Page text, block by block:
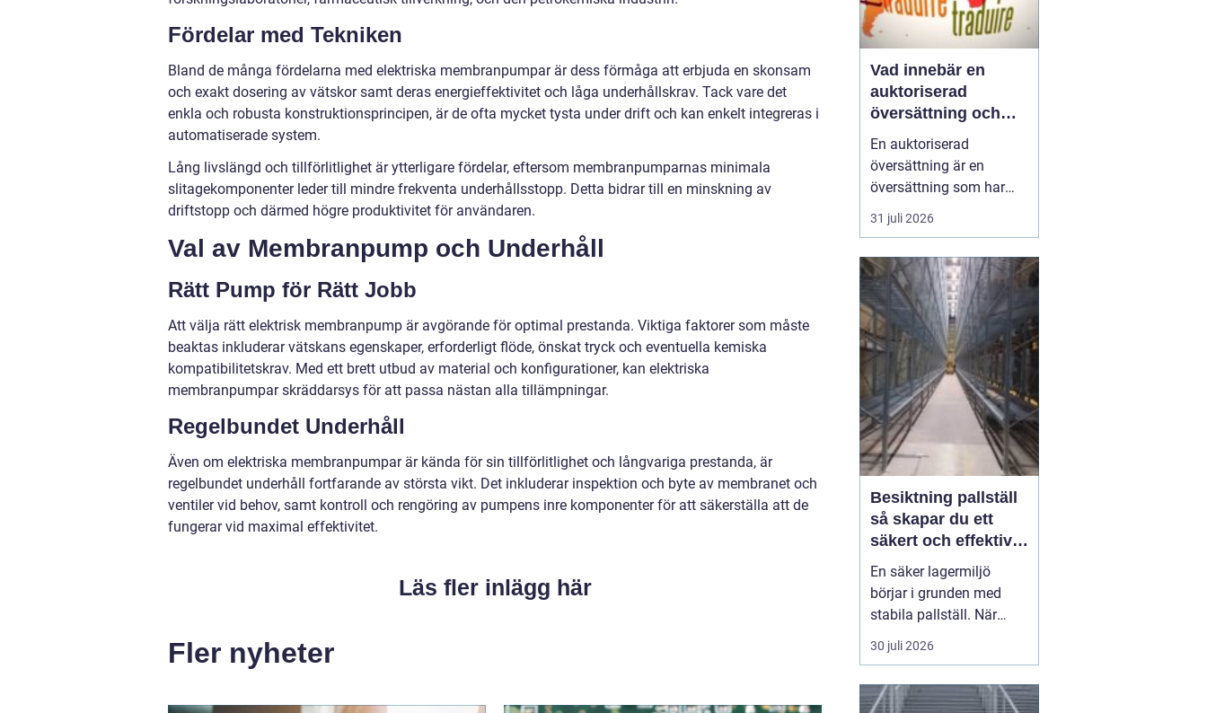
Fördelar med Tekniken
Bland de många fördelarna med elektriska membranpumpar är dess förmåga att erbjuda en skonsam
och exakt dosering av vätskor samt deras energieffektivitet och låga underhållskrav. Tack vare det
enkla och robusta konstruktionsprincipen, är de ofta mycket tysta under drift och kan enkelt integreras i
automatiserade system.
Lång livslängd och tillförlitlighet är ytterligare fördelar, eftersom membranpumparnas minimala
slitagekomponenter leder till mindre frekventa underhållsstopp. Detta bidrar till en minskning av
driftstopp och därmed högre produktivitet för användaren.
Val av Membranpump och Underhåll
Rätt Pump för Rätt Jobb
Att välja rätt elektrisk membranpump är avgörande för optimal prestanda. Viktiga faktorer som måste
beaktas inkluderar vätskans egenskaper, erforderligt flöde, önskat tryck och eventuella kemiska
kompatibilitetskrav. Med ett brett utbud av material och konfigurationer, kan elektriska
membranpumpar skräddarsys för att passa nästan alla tillämpningar.
Regelbundet Underhåll
Även om elektriska membranpumpar är kända för sin tillförlitlighet och långvariga prestanda, är
regelbundet underhåll fortfarande av största vikt. Det inkluderar inspektion och byte av membranet och
ventiler vid behov, samt kontroll och rengöring av pumpens inre komponenter för att säkerställa att de
fungerar vid maximal effektivitet.
Läs fler inlägg här
Fler nyheter
Vad innebär en
auktoriserad
översättning och
när behövs den?
En auktoriserad
översättning är en
översättning som har
juridisk giltighet. Den
utförs av en
31 juli 2026
Besiktning pallställ
så skapar du ett
säkert och effektivt
lager
En säker lagermiljö
börjar i grunden med
stabila pallställ. När
höga laster kombineras
med trucktrafik,
räcker det inte med en
30 juli 2026